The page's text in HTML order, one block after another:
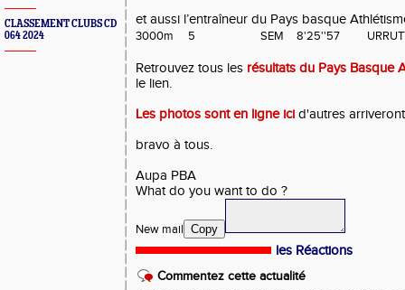
CLASSEMENT CLUBS CD
064 2024
et aussi l’entraîneur du Pays basque
3000m 5 SEM 8'25''57
Retrouvez tous les résultats du Pays Basque
le lien.
Les photos sont en ligne ici d'autres
bravo à tous.
Aupa PBA
What do you want to do ?
New mail Copy
les Réactions
Commentez cette actualité